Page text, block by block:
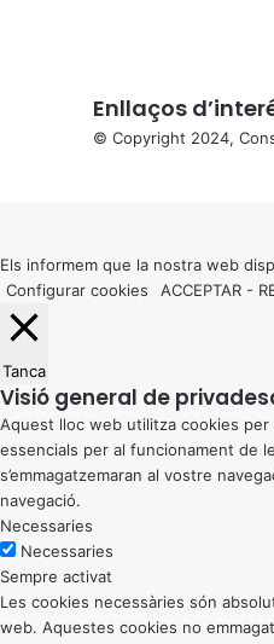
Enllaços
© Copyright 2024,
button
Els informem que la nostra web
Configurar cookies
ACCEPTAR -
Tanca
Visió general de
Aquest lloc web utilitza cookies per
essencials per al funcionament de
s’emmagatzemaran al vostre
navegació.
Necessaries
Necessaries
Sempre activat
Les cookies necessàries són
web. Aquestes cookies no